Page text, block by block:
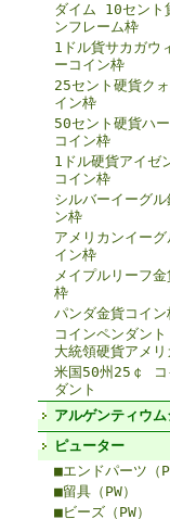
ダイム 10セント
ンフレーム枠
1ドル貨サカガウ
ーコイン枠
25セント硬貨ク
イン枠
50セント硬貨ハ
コイン枠
1ドル硬貨アイゼ
コイン枠
シルバーイーグル
ン枠
アメリカンイーグ
イン枠
メイプルリーフ
枠
パンダ金貨コイン
コインペンダン
大統領硬貨アメ
米国50州25￠ コ
ダント
アルゲンティウ
ピューター
■エンドパーツ（
■留具（PW）
■ビーズ（PW）